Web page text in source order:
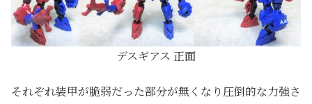
デスギアス 正面
それぞれ装甲が脆弱だった部分が無くなり圧倒的な力強さ